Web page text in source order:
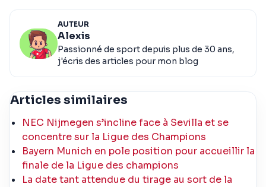
AUTEUR
Alexis
Passionné de sport depuis plus de 30 ans,
j'écris des articles pour mon blog
Articles similaires
NEC Nijmegen s’incline face à Sevilla et se
concentre sur la Ligue des Champions
Bayern Munich en pole position pour accueillir la
finale de la Ligue des champions
La date tant attendue du tirage au sort de la